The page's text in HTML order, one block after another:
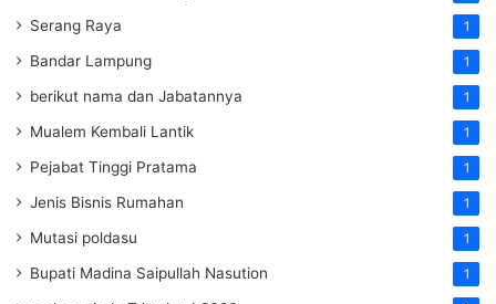
Serang Raya 1
Bandar Lampung 1
berikut nama dan Jabatannya 1
Mualem Kembali Lantik 1
Pejabat Tinggi Pratama 1
Jenis Bisnis Rumahan 1
Mutasi poldasu 1
Bupati Madina Saipullah Nasution 1